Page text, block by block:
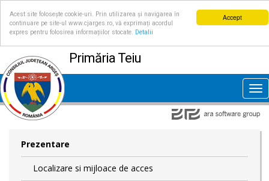
Accept
Acest site folosește cookie-uri. Prin utilizarea și navigarea în
continuare pe site-ul www.cjarges.ro, vă exprimați acordul
expres pentru folosirea informațiilor stocate.
Detalii
Primăria Teiu
Prezentare
Localizare si mijloace de acces